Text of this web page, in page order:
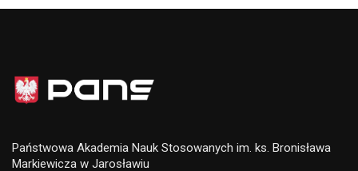
Państwowa Akademia Nauk Stosowanych im. ks. Bronisława
Markiewicza w Jarosławiu